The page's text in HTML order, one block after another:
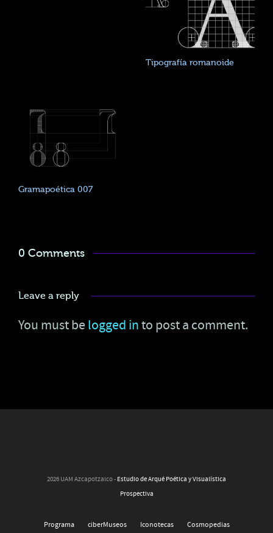
Tipografía romanoide
Gramapoética 007
0 Comments
Leave a reply
You must be logged into post a comment.
2026 UAM Azcapotzalco - Estudio de Arqué Poética y Visualística
Prospectiva
Programa ciberMuseos Iconotecas Cosmopedias